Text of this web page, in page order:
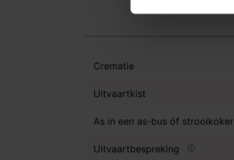
Crematie
Uitvaartkist
As in een as-bus óf strooikoker
Uitvaartbespreking